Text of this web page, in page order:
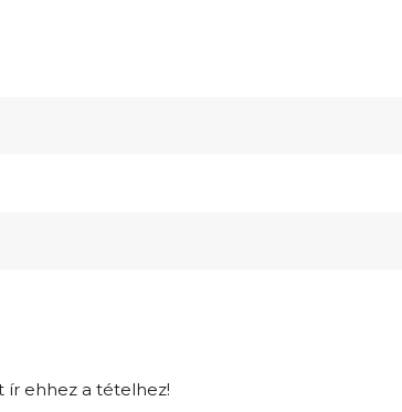
ír ehhez a tételhez!